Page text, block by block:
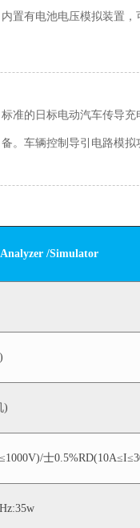
内置有电池电压模拟装置
标准的日标电动汽车传导
备。车辆控制导引电路模拟
/Simulator
)
士